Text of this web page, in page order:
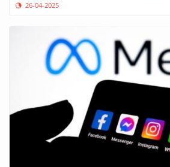
26-04-2025